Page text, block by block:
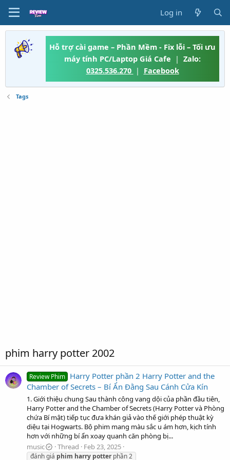
Log in
Hỗ trợ cài game – Phần Mềm - Fix lỗi – Tối ưu
máy tính PC/Laptop Giá Cafe | Zalo:
0325.536.270 | Facebook
Tags
phim harry potter 2002
Review Phim Harry Potter phần 2 Harry Potter and the
Chamber of Secrets – Bí Ẩn Đằng Sau Cánh Cửa Kín
1. Giới thiệu chung Sau thành công vang dội của phần đầu tiên,
Harry Potter and the Chamber of Secrets (Harry Potter và Phòng
chứa Bí mật) tiếp tục đưa khán giả vào thế giới phép thuật kỳ
diệu tại Hogwarts. Bộ phim mang màu sắc u ám hơn, kịch tính
hơn với những bí ẩn xoay quanh căn phòng bị...
music
Thread Feb 23, 2025
đánh giá phim harry potterphần 2